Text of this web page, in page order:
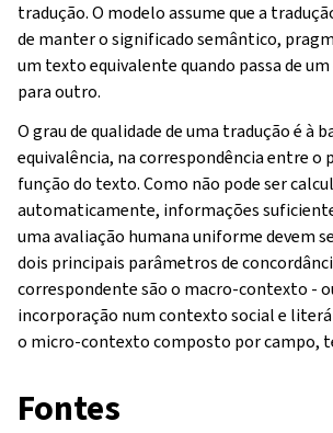
tradução. O modelo assume que a
de manter o significado semântico,
um texto equivalente quando passa de
para outro.
O grau de qualidade de uma tradução é à
equivalência, na correspondência entre o
função do texto. Como não pode ser
automaticamente, informações
uma avaliação humana uniforme devem
dois principais parâmetros de
correspondente são o macro-contexto -
incorporação num contexto social e
o micro-contexto composto por campo,
Fontes